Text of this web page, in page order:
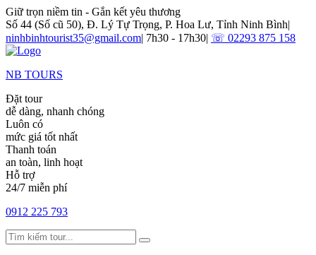
Giữ trọn niềm tin - Gắn kết yêu thương
Số 44 (Số cũ 50), Đ. Lý Tự Trọng, P. Hoa Lư, Tỉnh Ninh Bình|
ninhbinhtourist35@gmail.com| 7h30 - 17h30| ☏ 02293 875 158
NB TOURS
Đặt tour
dễ dàng, nhanh chóng
Luôn có
mức giá tốt nhất
Thanh toán
an toàn, linh hoạt
Hỗ trợ
24/7 miễn phí
0912 225 793